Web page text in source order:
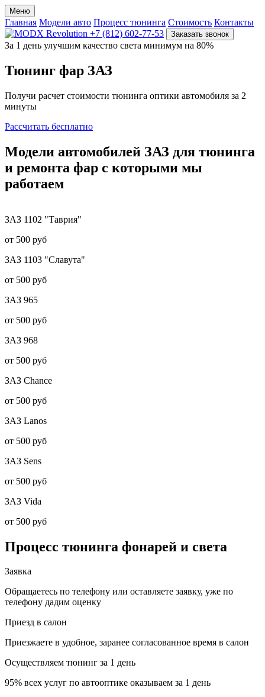
Меню
Главная Модели авто Процесс тюнинга Стоимость Контакты
+7 (812) 602-77-53
Заказать звонок
За 1 день улучшим качество света минимум на 80%
Тюнинг фар ЗАЗ
Получи расчет стоимости тюнинга оптики автомобиля за 2
минуты
Рассчитать бесплатно
Модели автомобилей ЗАЗ для тюнинга
и ремонта фар с которыми мы
работаем
ЗАЗ 1102 "Таврия"
от 500 руб
ЗАЗ 1103 "Славута"
от 500 руб
ЗАЗ 965
от 500 руб
ЗАЗ 968
от 500 руб
ЗАЗ Chance
от 500 руб
ЗАЗ Lanos
от 500 руб
ЗАЗ Sens
от 500 руб
ЗАЗ Vida
от 500 руб
Процесс тюнинга фонарей и света
Заявка
Обращаетесь по телефону или оставляете заявку, уже по
телефону дадим оценку
Приезд в салон
Приезжаете в удобное, заранее согласованное время в салон
Осуществляем тюнинг за 1 день
95% всех услуг по автооптике оказываем за 1 день